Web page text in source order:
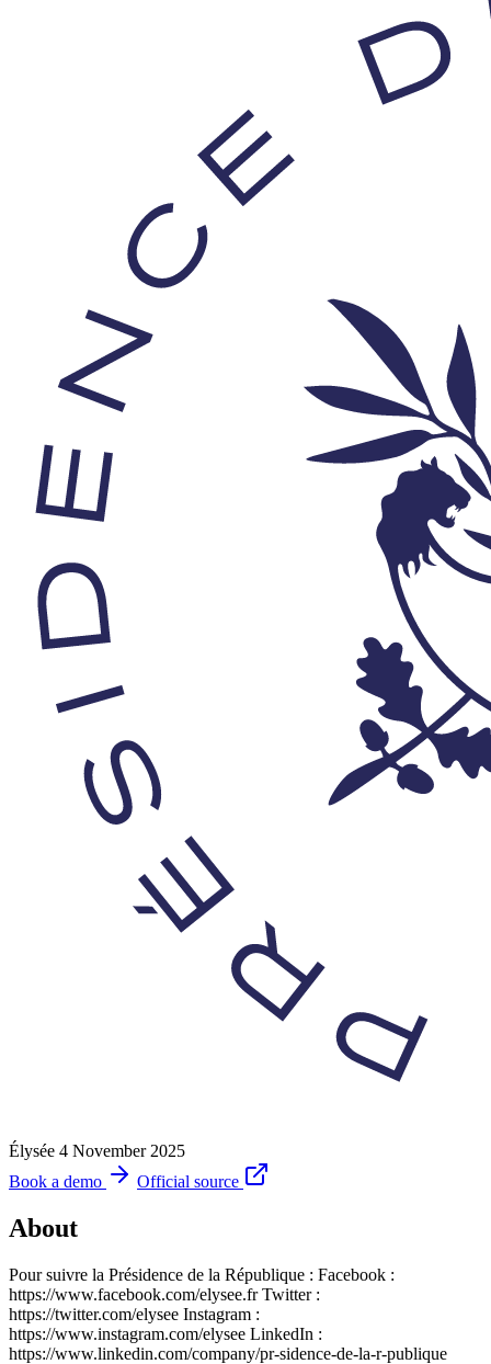
Élysée 4 November 2025
Book a demo
Official source
About
Pour suivre la Présidence de la République : Facebook :
https://www.facebook.com/elysee.fr Twitter :
https://twitter.com/elysee Instagram :
https://www.instagram.com/elysee LinkedIn :
https://www.linkedin.com/company/pr-sidence-de-la-r-publique